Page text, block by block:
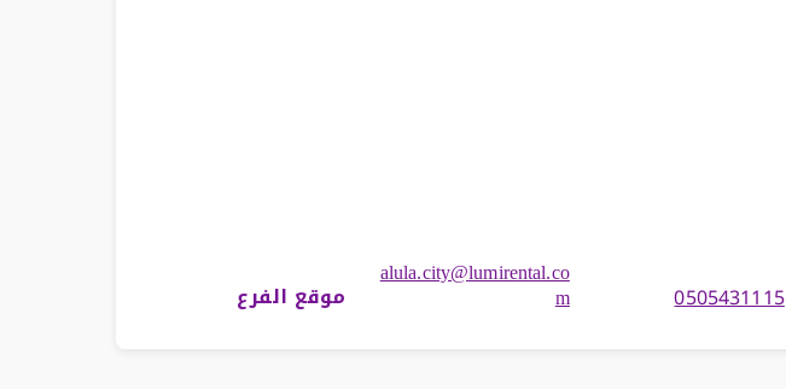
0505431115
alula.city@lumirental.co
m موقع الفرع